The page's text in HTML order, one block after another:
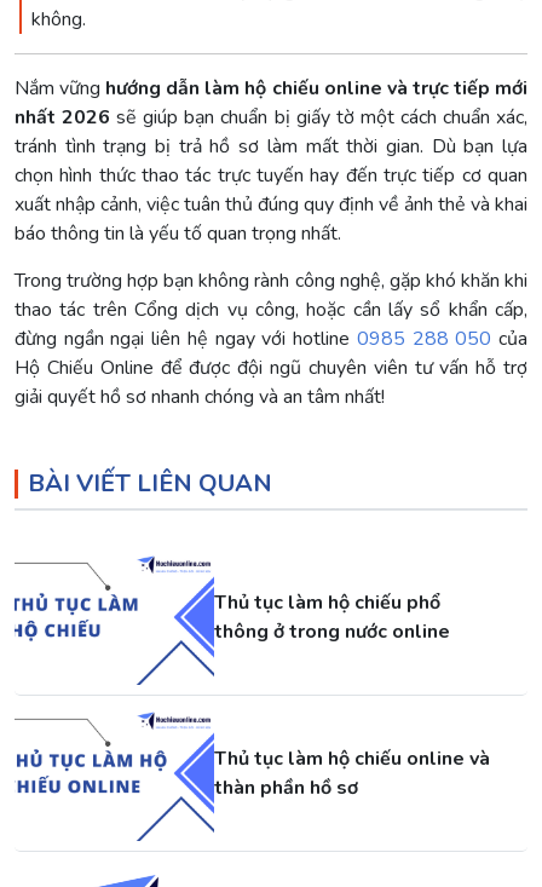
không.
Nắm vững hướng dẫn làm hộ chiếu online và trực tiếp mới
nhất 2026 sẽ giúp bạn chuẩn bị giấy tờ một cách chuẩn xác,
tránh tình trạng bị trả hồ sơ làm mất thời gian. Dù bạn lựa
chọn hình thức thao tác trực tuyến hay đến trực tiếp cơ quan
xuất nhập cảnh, việc tuân thủ đúng quy định về ảnh thẻ và khai
báo thông tin là yếu tố quan trọng nhất.
Trong trường hợp bạn không rành công nghệ, gặp khó khăn khi
thao tác trên Cổng dịch vụ công, hoặc cần lấy sổ khẩn cấp,
đừng ngần ngại liên hệ ngay với hotline 0985 288 050 của
Hộ Chiếu Online để được đội ngũ chuyên viên tư vấn hỗ trợ
giải quyết hồ sơ nhanh chóng và an tâm nhất!
BÀI VIẾT LIÊN QUAN
Thủ tục làm hộ chiếu phổ
thông ở trong nước online
Thủ tục làm hộ chiếu online và
thàn phần hồ sơ